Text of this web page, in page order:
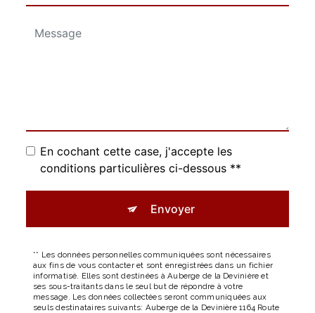
En cochant cette case, j'accepte les
conditions particulières ci-dessous **
Envoyer
** Les données personnelles communiquées sont nécessaires
aux fins de vous contacter et sont enregistrées dans un fichier
informatisé. Elles sont destinées à Auberge de la Devinière et
ses sous-traitants dans le seul but de répondre à votre
message. Les données collectées seront communiquées aux
seuls destinataires suivants: Auberge de la Devinière 1164 Route